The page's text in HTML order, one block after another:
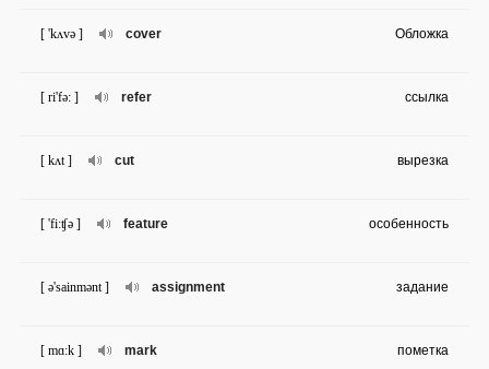
cover
[ 'kʌvə ] Обложка
refer
[ ri'fə: ] ссылка
cut
[ kʌt ] вырезка
feature
[ 'fi:ʧə ] особенность
assignment
[ ə'sainmənt ] задание
mark
[ mɑ:k ] пометка